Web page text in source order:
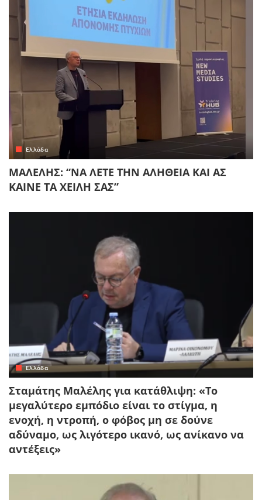
Ελλάδα
ΜΑΛΕΛΗΣ: “ΝΑ ΛΕΤΕ ΤΗΝ ΑΛΗΘΕΙΑ ΚΑΙ ΑΣ
ΚΑΙΝΕ ΤΑ ΧΕΙΛΗ ΣΑΣ”
Ελλάδα
Σταμάτης Μαλέλης για κατάθλιψη: «Το
μεγαλύτερο εμπόδιο είναι το στίγμα, η
ενοχή, η ντροπή, ο φόβος μη σε δούνε
αδύναμο, ως λιγότερο ικανό, ως ανίκανο να
αντέξεις»